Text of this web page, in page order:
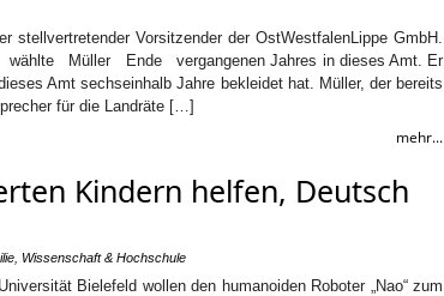
stellvertretender Vorsitzender der OstWestfalenLippe GmbH.
Müller Ende vergangenen Jahres in dieses Amt. Er
Amt sechseinhalb Jahre bekleidet hat. Müller, der bereits
für die Landräte […]
mehr...
Kindern helfen, Deutsch
Wissenschaft & Hochschule
Bielefeld wollen den humanoiden Roboter „Nao“ zum